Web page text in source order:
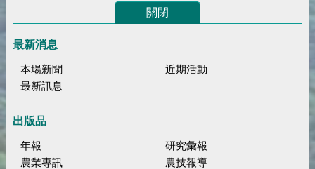
關閉
最新消息
本場新聞
近期活動
最新訊息
出版品
年報
研究彙報
農業專訊
農技報導